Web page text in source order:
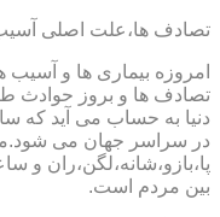
تصادف ها،علت اصلی
امروزه بیماری ها و آسیب
تصادف ها و بروز حوادث
دنیا به حساب می آید که
در سراسر جهان می
پا،بازو،شانه،لگن،ران و
بین مردم است.